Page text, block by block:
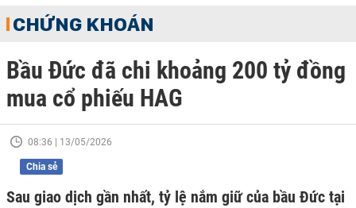
CHỨNG KHOÁN
Bầu Đức đã chi khoảng 200 tỷ đồng
mua cổ phiếu HAG
08:36 | 13/05/2026
Chia sẻ
Sau giao dịch gần nhất, tỷ lệ nắm giữ của bầu Đức tại